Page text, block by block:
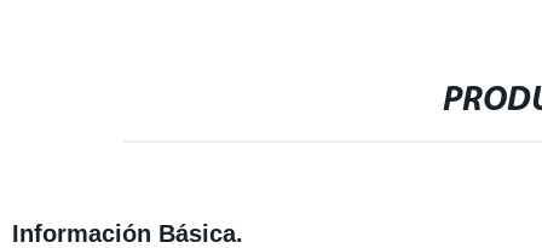
Información Básica.